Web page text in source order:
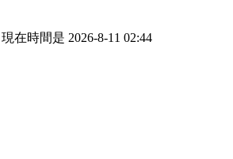
在時間是 2026-8-11 02:44